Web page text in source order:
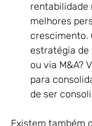
rentabilidade
melhores
crescimento.
estratégia de
ou via M&A?
para
de ser
Existem também